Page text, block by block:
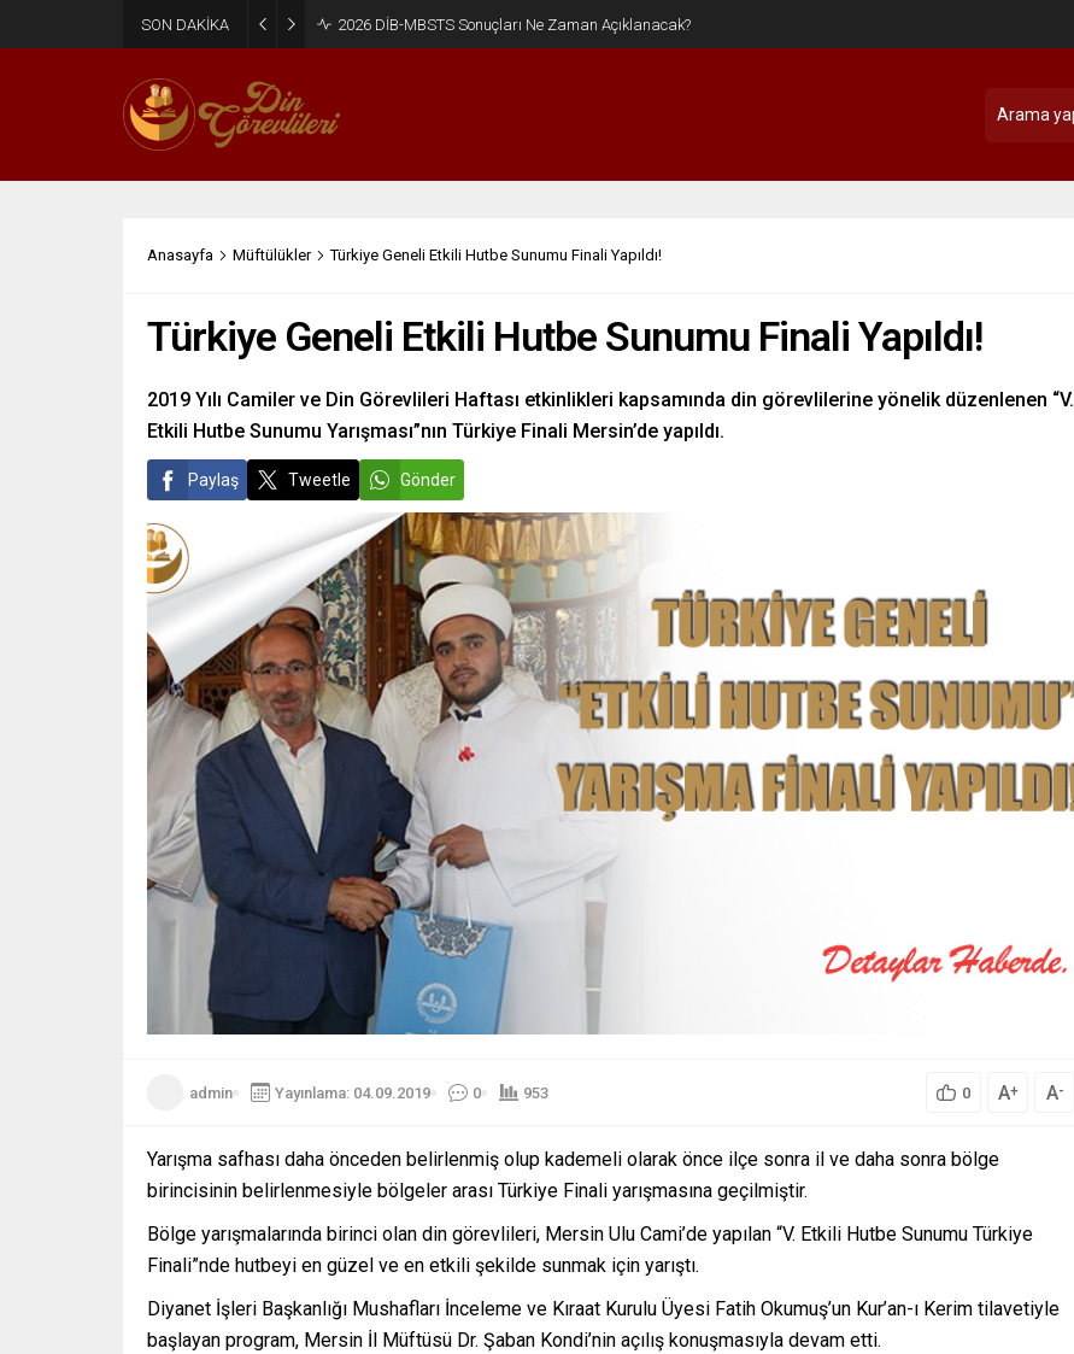
SON DAKİKA 2026 DİB-MBSTS Ne Zaman?
Anasayfa Müftülükler Türkiye Geneli Etkili Hutbe Sunumu Finali Yapıldı!
Türkiye Geneli Etkili Hutbe Sunumu Finali Yapıldı!
2019 Yılı Camiler ve Din Görevlileri Haftası etkinlikleri kapsamında din görevlilerine yönelik düzenlenen “V.
Etkili Hutbe Sunumu Yarışması”nın Türkiye Finali Mersin’de yapıldı.
Paylaş Tweetle Gönder
admin Yayınlama: 04.09.2019 0 953 0 A+ A-
Yarışma safhası daha önceden belirlenmiş olup kademeli olarak önce ilçe sonra il ve daha sonra bölge
birincisinin belirlenmesiyle bölgeler arası Türkiye Finali yarışmasına geçilmiştir.
Bölge yarışmalarında birinci olan din görevlileri, Mersin Ulu Cami’de yapılan “V. Etkili Hutbe Sunumu Türkiye
Finali”nde hutbeyi en güzel ve en etkili şekilde sunmak için yarıştı.
Diyanet İşleri Başkanlığı Mushafları İnceleme ve Kıraat Kurulu Üyesi Fatih Okumuş’un Kur’an-ı Kerim tilavetiyle
başlayan program, Mersin İl Müftüsü Dr. Şaban Kondi’nin açılış konuşmasıyla devam etti.